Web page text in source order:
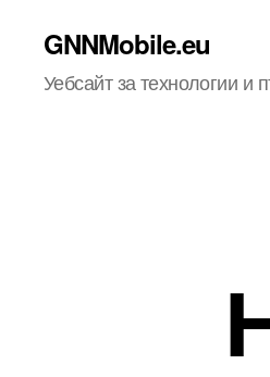
GNNMobile.eu
Уебсайт за технологии и